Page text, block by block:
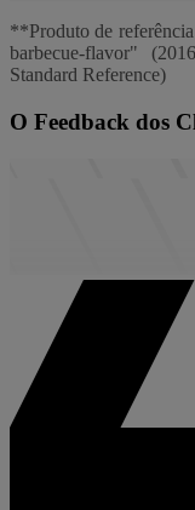
**Produto de
barbecue-flavor"
Standard Reference)
O Feedback dos